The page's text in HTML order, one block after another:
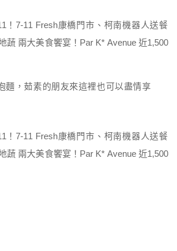
麵，茹素的朋友來這裡也可以盡情享